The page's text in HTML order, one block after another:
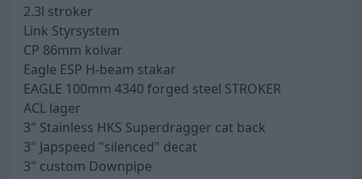
2.3l stroker
Link Styrsystem
CP 86mm kolvar
Eagle ESP H-beam stakar
EAGLE 100mm 4340 forged steel STROKER
ACL lager
3" Stainless HKS Superdragger cat back
3" Japspeed "silenced" decat
3" custom Downpipe